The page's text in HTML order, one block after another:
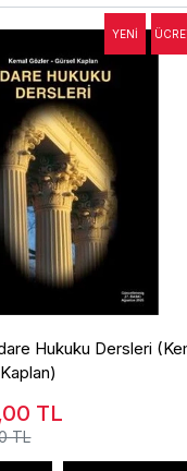
Hukuku Dersleri
TL
TL